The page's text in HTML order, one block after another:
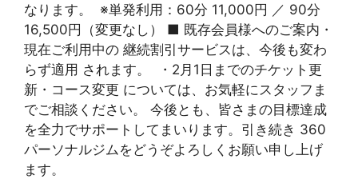
なります。 ※単発利用：60分 11,000円 ／ 90分
16,500円（変更なし） ■ 既存会員様へのご案内・
現在ご利用中の 継続割引サービスは、今後も変わ
らず適用 されます。 ・2月1日までのチケット更
新・コース変更 については、お気軽にスタッフま
でご相談ください。 今後とも、皆さまの目標達成
を全力でサポートしてまいります。引き続き 360
パーソナルジムをどうぞよろしくお願い申し上げ
ます。